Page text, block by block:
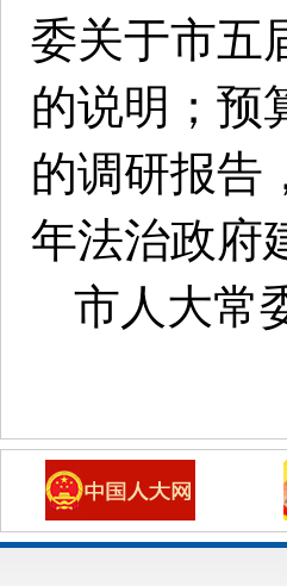
委关于市五
的说明；预
的调研报告
年法治政府
市人大常